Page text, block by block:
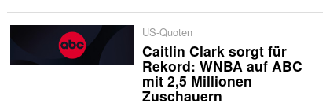
US-Quoten
Caitlin Clark sorgt für
Rekord: WNBA auf ABC
mit 2,5 Millionen
Zuschauern